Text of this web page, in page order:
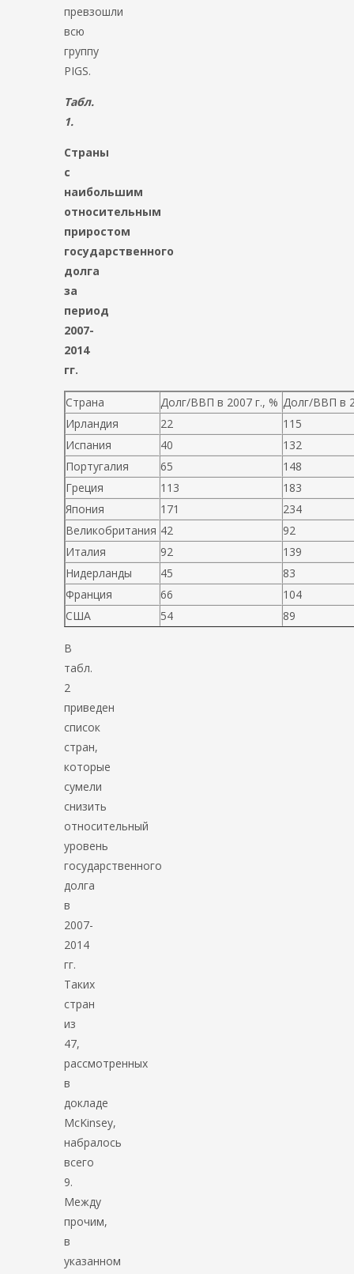
превзошли
всю
группу
PIGS.
Табл.
1.
Страны
с
наибольшим
относительным
приростом
государственного
долга
за
период
2007-
2014
гг.
Страна Долг/ВВП в 2007 г., % Долг/ВВП в
Ирландия
22
115
Испания
40
132
Португалия
65
148
Греция
113
183
Япония
171
234
Великобритания 42
92
Италия
92
139
Нидерланды
45
83
Франция
66
104
США
54 89
В
табл.
2
приведен
список
стран,
которые
сумели
снизить
относительный
уровень
государственного
долга
в
2007-
2014
гг.
Таких
стран
из
47,
рассмотренных
в
докладе
McKinsey,
набралось
всего
9.
Между
прочим,
в
указанном